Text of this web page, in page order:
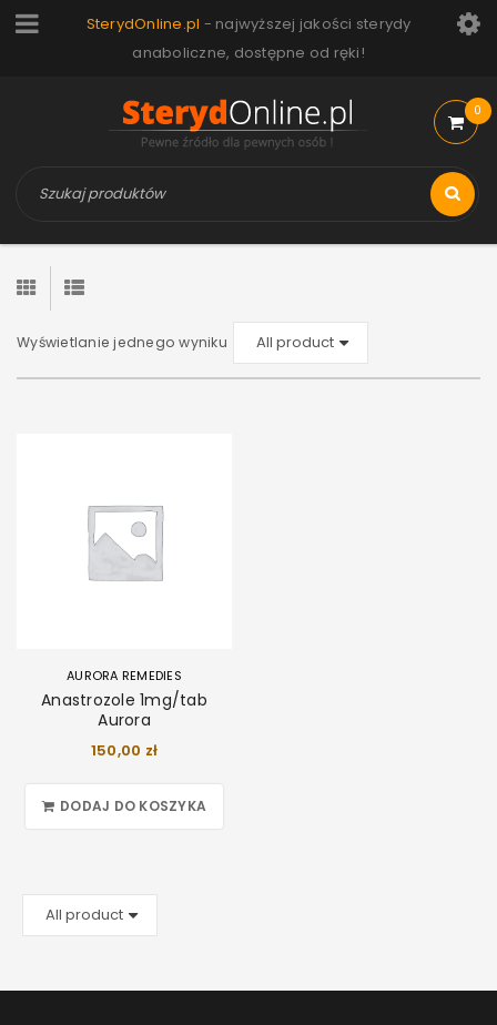
SterydOnline.pl - najwyższej jakości sterydy
anaboliczne, dostępne od ręki!
0
Wyświetlanie jednego wyniku
AURORA REMEDIES
Anastrozole 1mg/tab
Aurora
150,00 zł
DODAJ DO KOSZYKA